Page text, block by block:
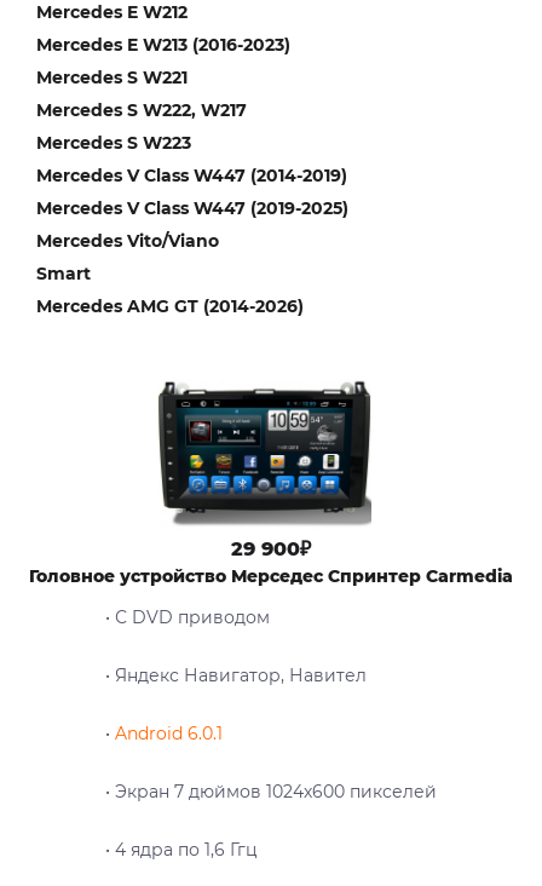
Mercedes AMG GT (2014-2026)
Mercedes E W212
Mercedes E W213 (2016-2023)
Mercedes S W221
Mercedes S W222, W217
Mercedes S W223
Mercedes V Class W447 (2014-2019)
Mercedes V Class W447 (2019-2025)
Mercedes Vito/Viano
Smart
29 900₽
Головное устройство Мерседес Спринтер Carmedia
• С DVD приводом
• Яндекс Навигатор, Навител
• Android 6.0.1
• Экран 7 дюймов 1024х600 пикселей
• 4 ядра по 1,6 Ггц